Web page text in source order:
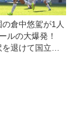
倉中悠駕が1人
ルの大爆発！
退けて国立競